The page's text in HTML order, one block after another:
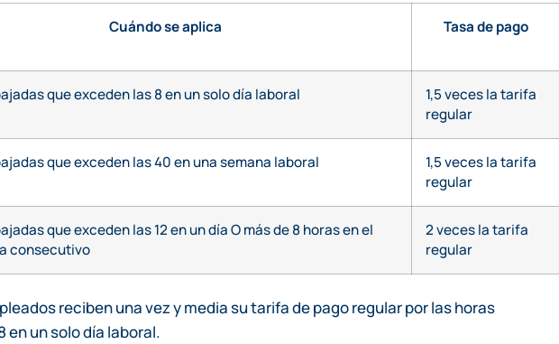
Cuándo se aplica Tasa de pago
que exceden las 8 en un solo día laboral
1,5 veces la tarifa
regular
que exceden las 40 en una semana laboral
1,5 veces la tarifa
regular
que exceden las 12 en un día O más de 8 horas en el
consecutivo
2 veces la tarifa
regular
reciben una vez y media su tarifa de pago regular por las horas
un solo día laboral.